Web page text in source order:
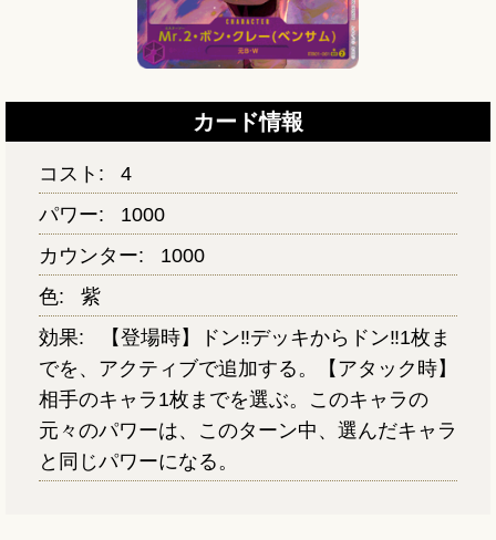
カード情報
コスト:
4
パワー:
1000
カウンター:
1000
色:
紫
効果:
【登場時】ドン‼デッキからドン‼1枚ま
でを、アクティブで追加する。【アタック時】
相手のキャラ1枚までを選ぶ。このキャラの
元々のパワーは、このターン中、選んだキャラ
と同じパワーになる。